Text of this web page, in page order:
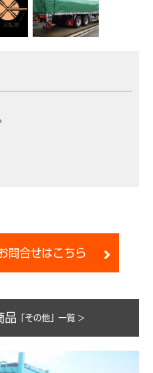
問合せはこちら
品 「その他」一覧 >